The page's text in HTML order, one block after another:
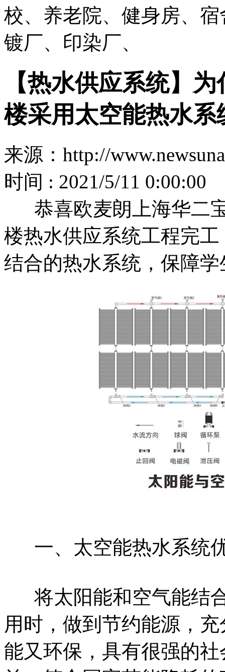
校、养老院、健身房、
镀厂、印染厂、
【热水供应系统】
楼采用太空能热水系
来源：http://
时间 : 2021/5/11 0:00:00
恭喜欧麦朗上海华二
楼热水供应系统工程完
结合的热水系统，保障
一、太空能热水系统
将太阳能和空气能结
用时，做到节约能源，
能又环保，具有很强的